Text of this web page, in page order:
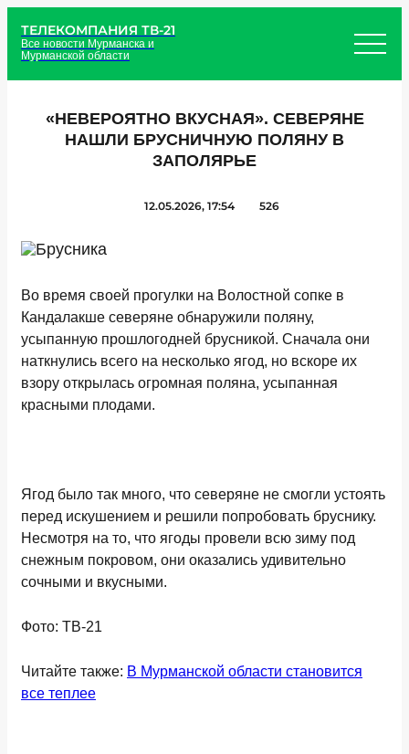
ТЕЛЕКОМПАНИЯ ТВ-21
Все новости Мурманска и
Мурманской области
«НЕВЕРОЯТНО ВКУСНАЯ». СЕВЕРЯНЕ
НАШЛИ БРУСНИЧНУЮ ПОЛЯНУ В
ЗАПОЛЯРЬЕ
12.05.2026, 17:54 526
Во время своей прогулки на Волостной сопке в
Кандалакше северяне обнаружили поляну,
усыпанную прошлогодней брусникой. Сначала они
наткнулись всего на несколько ягод, но вскоре их
взору открылась огромная поляна, усыпанная
красными плодами.
Ягод было так много, что северяне не смогли устоять
перед искушением и решили попробовать бруснику.
Несмотря на то, что ягоды провели всю зиму под
снежным покровом, они оказались удивительно
сочными и вкусными.
Фото: ТВ-21
Читайте также: В Мурманской области становится
все теплее